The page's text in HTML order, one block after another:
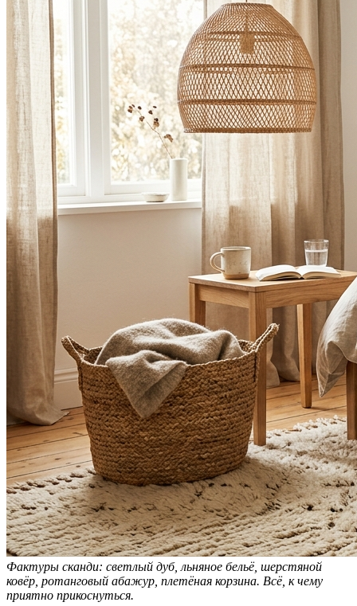
Фактуры сканди: светлый дуб, льняное бельё, шерстяной
ковёр, ротанговый абажур, плетёная корзина. Всё, к чему
приятно прикоснуться.